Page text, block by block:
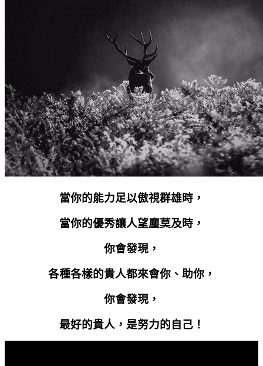
當你的能力足以傲視群雄時，
當你的優秀讓人望塵莫及時，
你會發現，
各種各樣的貴人都來會你、助你，
你會發現，
最好的貴人，是努力的自己！